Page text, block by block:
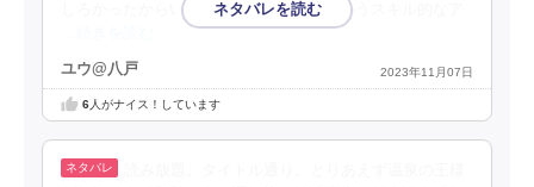
しろかったからいいけども。『神痕』というスキル的なア
ユウ@八戸 2023年11月07日
6人がナイス！しています